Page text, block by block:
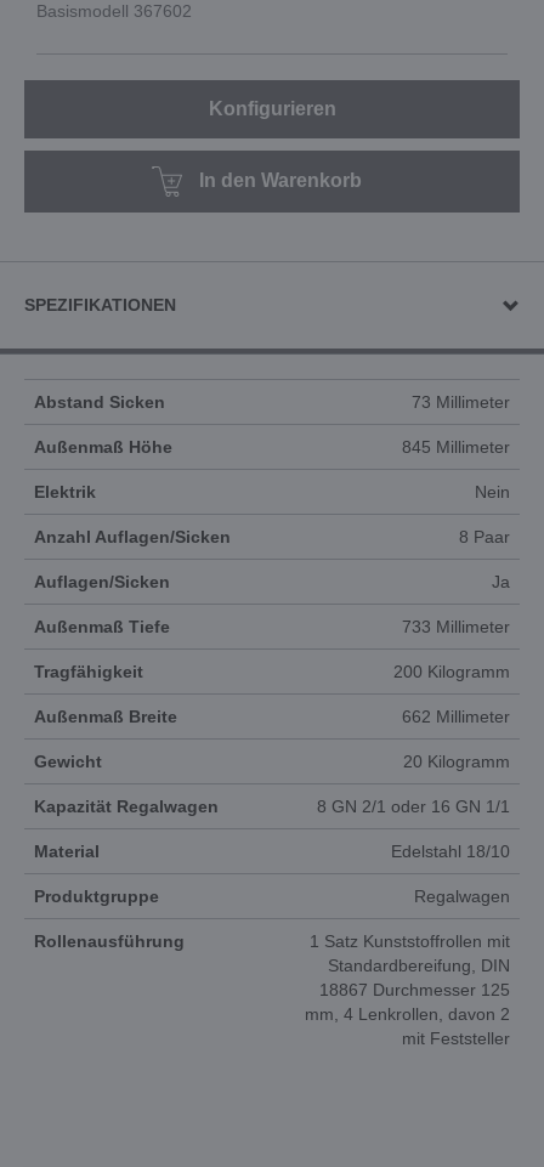
Basismodell 367602
Konfigurieren
In den Warenkorb
SPEZIFIKATIONEN
Abstand Sicken 73 Millimeter
Außenmaß Höhe 845 Millimeter
Elektrik Nein
Anzahl Auflagen/Sicken 8 Paar
Auflagen/Sicken Ja
Außenmaß Tiefe 733 Millimeter
Tragfähigkeit 200 Kilogramm
Außenmaß Breite 662 Millimeter
Gewicht 20 Kilogramm
Kapazität Regalwagen 8 GN 2/1 oder 16 GN 1/1
Material Edelstahl 18/10
Produktgruppe Regalwagen
Rollenausführung
1 Satz Kunststoffrollen mit
Standardbereifung, DIN
18867 Durchmesser 125
mm, 4 Lenkrollen, davon 2
mit Feststeller